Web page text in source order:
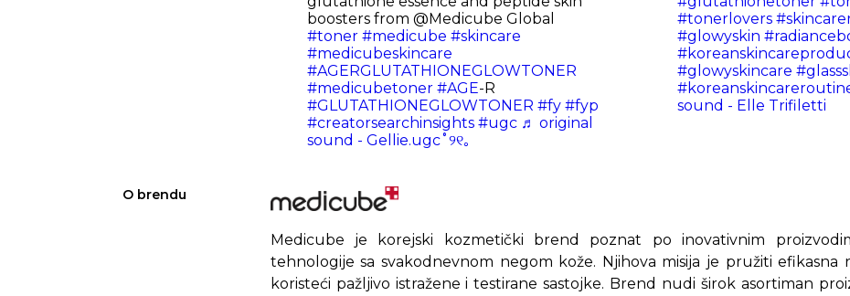
boosters from @Medicube Global
#toner #medicube #skincare
#medicubeskincare
#AGERGLUTATHIONEGLOWTONER
#medicubetoner #AGE-R
#GLUTATHIONEGLOWTONER #fy #fyp
#creatorsearchinsights #ugc ♬ original
sound - Gellie.ugc˚୨୧｡
#tonerlovers
#glowyskin
#glowyskincare
sound - Elle Trifiletti
O brendu
Medicube je korejski kozmetički brend poznat po inovativnim
tehnologije sa svakodnevnom negom kože. Njihova misija je pružiti efikasna
koristeći pažljivo istražene i testirane sastojke. Brend nudi širok asortiman